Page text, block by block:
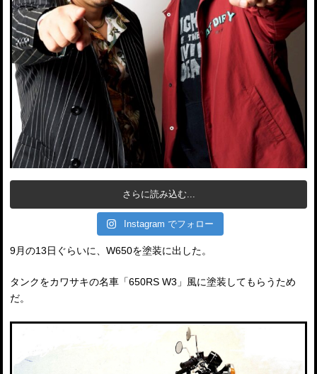
さらに読み込む...
Instagram でフォロー
9月の13日ぐらいに、W650を塗装に出した。
タンクをカワサキの名車「650RS W3」風に塗装してもらうため
だ。